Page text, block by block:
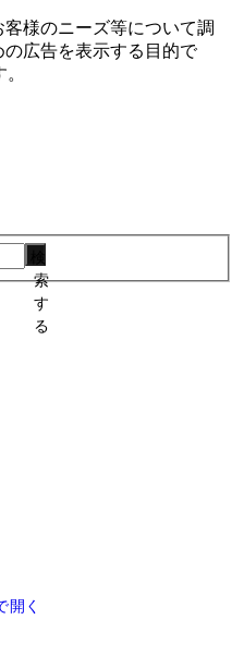
様のニーズ等について調
広告を表⽰する⽬的で
索
す
る
開く